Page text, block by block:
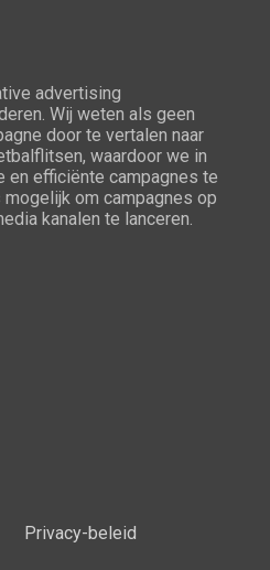
advertising
Wij weten als geen
door te vertalen naar
waardoor we in
efficiënte campagnes te
om campagnes op
kanalen te lanceren.
Privacy-beleid